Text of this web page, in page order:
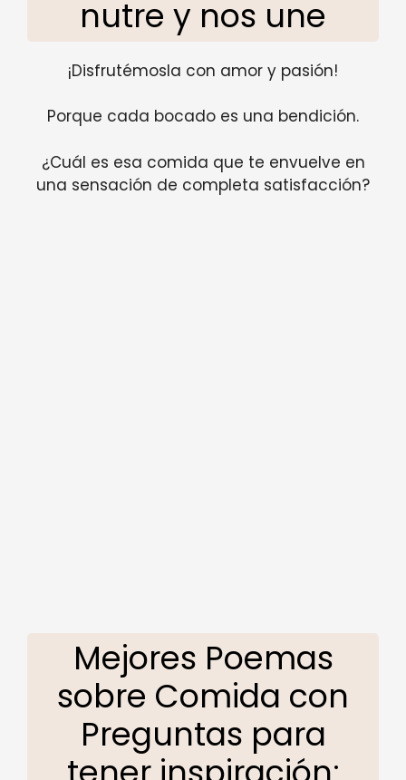
nutre y nos une
¡Disfrutémosla con amor y pasión!
Porque cada bocado es una bendición.
¿Cuál es esa comida que te envuelve en
una sensación de completa satisfacción?
Mejores Poemas
sobre Comida con
Preguntas para